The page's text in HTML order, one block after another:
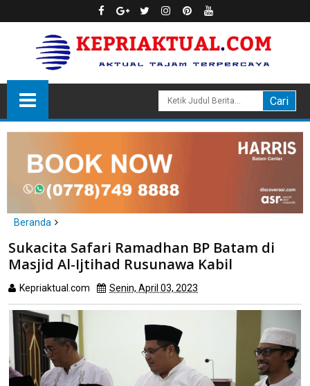
Beranda
Batam
Sukacita Safari Ramadhan BP Batam di Masjid Al-Ijtihad
Rusunawa Kabil
Sukacita Safari Ramadhan BP Batam di
Masjid Al-Ijtihad Rusunawa Kabil
Kepriaktual.com Senin, April 03, 2023